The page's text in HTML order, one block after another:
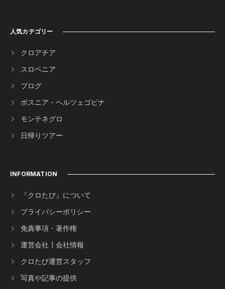
人気カテゴリー
クロアチア
スロベニア
ブログ
ボスニア・ヘルツェゴビナ
モンテネグロ
日帰りツアー
INFORMATION
『クロたび』について
プライバシーポリシー
免責事項・著作権
運営会社┃会社情報
クロたび運営スタッフ
写真や記事の提供